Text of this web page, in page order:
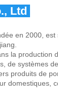
Ltd
en 2000, est
la production
de systèmes
produits de
domestiques,